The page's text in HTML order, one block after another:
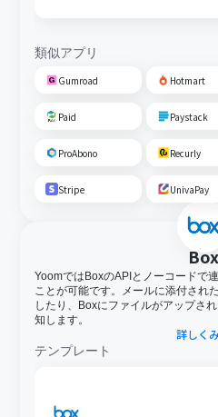
類似アプリ
Gumroad Hotmart
Paid Paystack
ProAbono Recurly
Stripe UnivaPay
Box
YoomではBoxのAPIとノーコードで
ことが可能です。メールに添付され
したり、Boxにファイルがアップさ
知します。
詳しく
テンプレート